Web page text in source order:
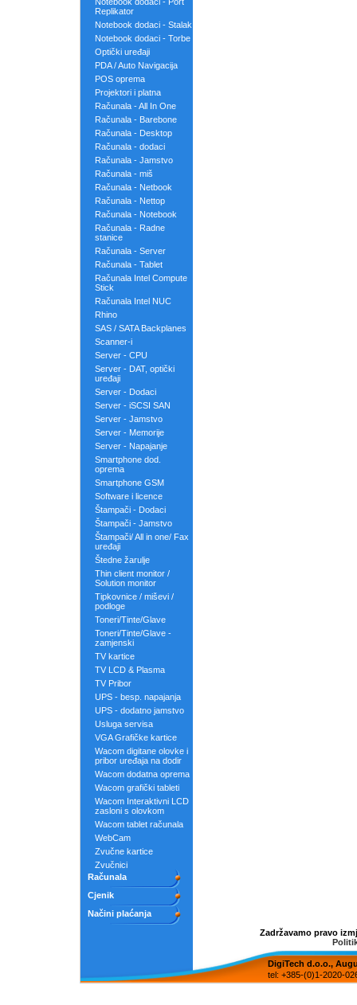
Replikator
Notebook dodaci - Stalak
Notebook dodaci - Torbe
Optički uređaji
PDA / Auto Navigacija
POS oprema
Projektori i platna
Računala - All In One
Računala - Barebone
Računala - Desktop
Računala - dodaci
Računala - Jamstvo
Računala - miš
Računala - Netbook
Računala - Nettop
Računala - Notebook
Računala - Radne
stanice
Računala - Server
Računala - Tablet
Računala Intel Compute
Stick
Računala Intel NUC
Rhino
SAS / SATA Backplanes
Scanner-i
Server - CPU
Server - DAT, optički
uređaji
Server - Dodaci
Server - iSCSI SAN
Server - Jamstvo
Server - Memorije
Server - Napajanje
Smartphone dod.
oprema
Smartphone GSM
Software i licence
Štampači - Dodaci
Štampači - Jamstvo
Štampači/ All in one/ Fax
uređaji
Štedne žarulje
Thin client monitor /
Solution monitor
Tipkovnice / miševi /
podloge
Toneri/Tinte/Glave
Toneri/Tinte/Glave -
zamjenski
TV kartice
TV LCD & Plasma
TV Pribor
UPS - besp. napajanja
UPS - dodatno jamstvo
Usluga servisa
VGA Grafičke kartice
Wacom digitane olovke i
pribor uređaja na dodir
Wacom dodatna oprema
Wacom grafički tableti
Wacom Interaktivni LCD
zasloni s olovkom
Wacom tablet računala
WebCam
Zvučne kartice
Zvučnici
Računala
Cjenik
Načini plaćanja
Zadržavamo pravo
DigiTech d.o.o.,
tel: +385-(0)1-2020-